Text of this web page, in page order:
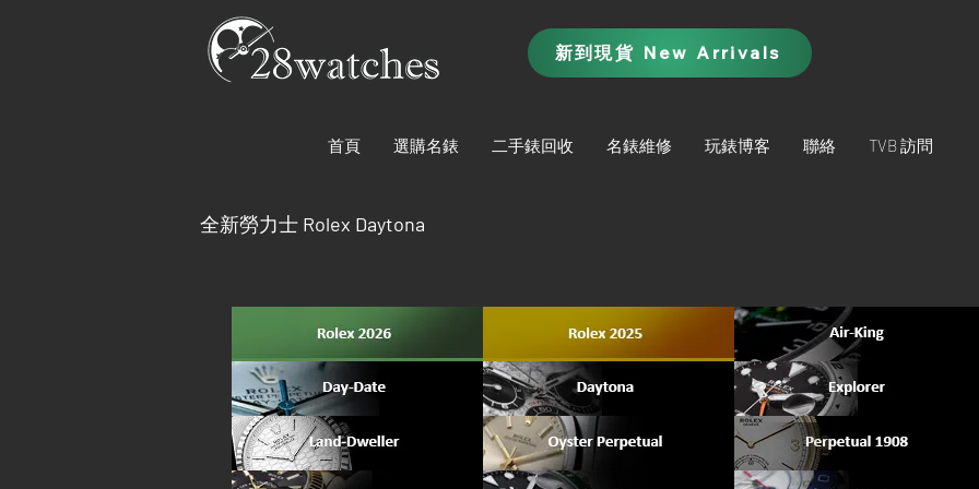
新到現貨 New Arrivals
首頁 選購名錶 二手錶回收 名錶維修 玩錶博客 聯絡 TVB 訪問
全新勞力士 Rolex Daytona